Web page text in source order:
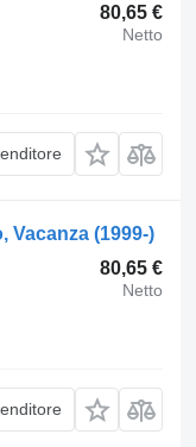
80,65 €
Netto
Vacanza (1999-)
80,65 €
Netto